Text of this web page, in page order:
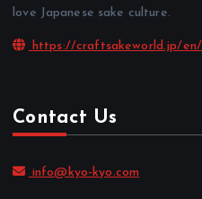
love Japanese sake culture.
https://craftsakeworld.jp/en/
Contact Us
info@kyo-kyo.com